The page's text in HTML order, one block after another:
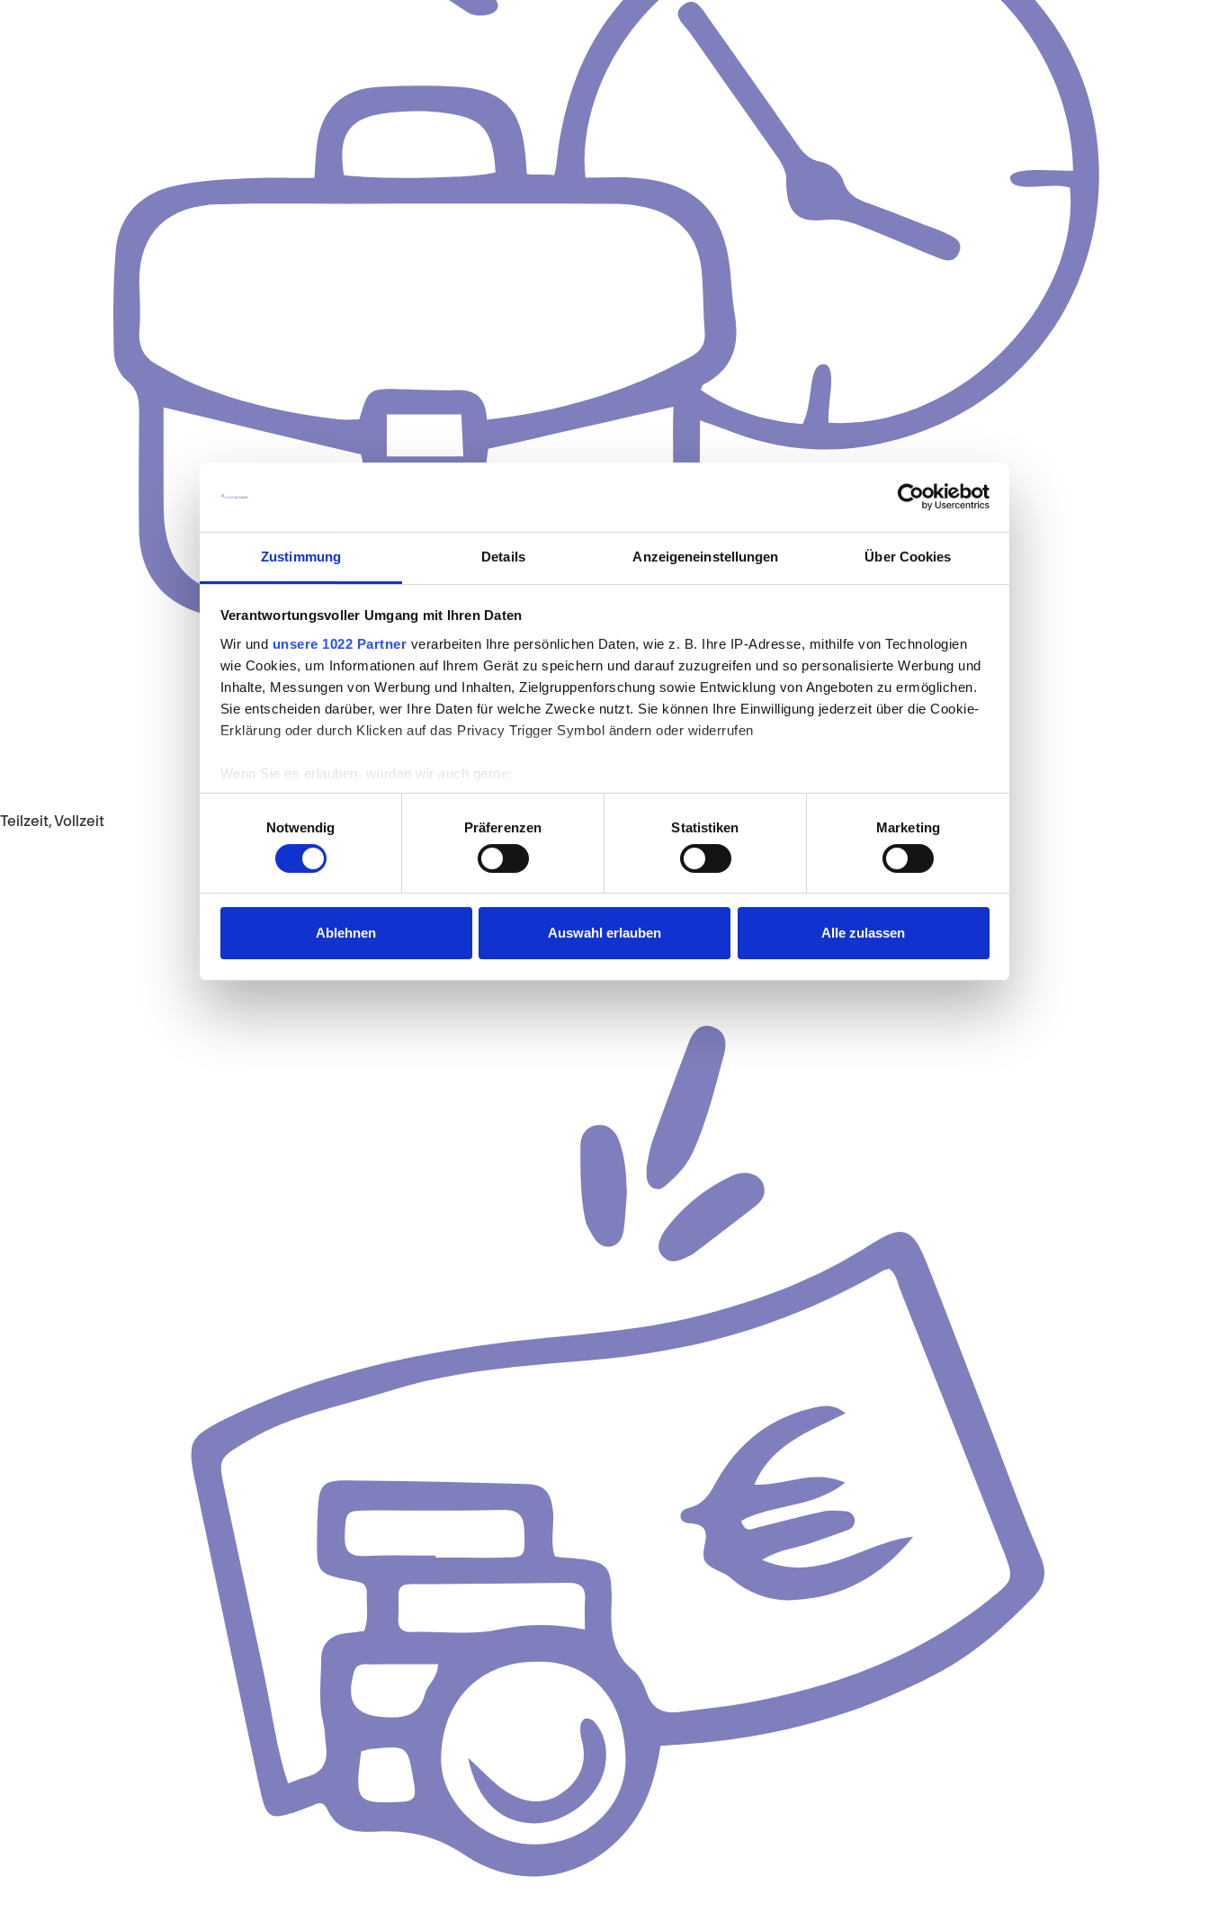
Zustimmung Details Anzeigeneinstellungen Über Cookies
Verantwortungsvoller Umgang mit Ihren Daten
Wir und unsere 1022 Partner verarbeiten Ihre persönlichen Daten, wie z. B. Ihre IP-Adresse, mithilfe von Technologien
wie Cookies, um Informationen auf Ihrem Gerät zu speichern und darauf zuzugreifen und so personalisierte Werbung und
Inhalte, Messungen von Werbung und Inhalten, Zielgruppenforschung sowie Entwicklung von Angeboten zu ermöglichen.
Sie entscheiden darüber, wer Ihre Daten für welche Zwecke nutzt. Sie können Ihre Einwilligung jederzeit über die Cookie-
Erklärung oder durch Klicken auf das Privacy Trigger Symbol ändern oder widerrufen
Wenn Sie es erlauben, würden wir auch gerne:
Informationen über Ihre geografische Lage erfassen, welche bis auf einige Meter genau sein können
Ihr Gerät durch aktives Scannen nach bestimmten Merkmalen (Fingerprinting) identifizieren
Erfahren Sie mehr darüber, wie Ihre persönlichen Daten verarbeitet werden, und legen Sie Ihre Präferenzen imAbschnitt
Einzelheitenfest.
Wir verwenden Cookies, um Inhalte und Anzeigen zu personalisieren, Funktionen für soziale Medien anbieten zu können
und die Zugriffe auf unsere Website zu analysieren. Außerdem geben wir Informationen zu Ihrer Verwendung unserer
Website an unsere Partner für soziale Medien, Werbung und Analysen weiter. Unsere Partner führen diese Informationen
Notwendig
Präferenzen Statistiken Marketing
Ablehnen Auswahl erlauben Alle zulassen
Teilzeit, Vollzeit